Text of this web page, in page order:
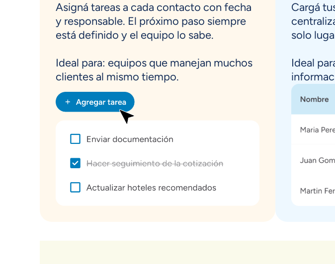
Asigná tareas a cada contacto con fecha
y responsable. El próximo paso siempre
está definido y el equipo lo sabe.
Ideal para: equipos que manejan muchos
clientes al mismo tiempo.
Cargá
solo
Ideal